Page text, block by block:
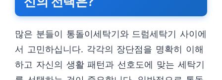
많은 분들이 통돌이세탁기와 드럼세탁기 사이에
서 고민하십니다. 각각의 장단점을 명확히 이해
하고 자신의 생활 패턴과 선호도에 맞는 세탁기